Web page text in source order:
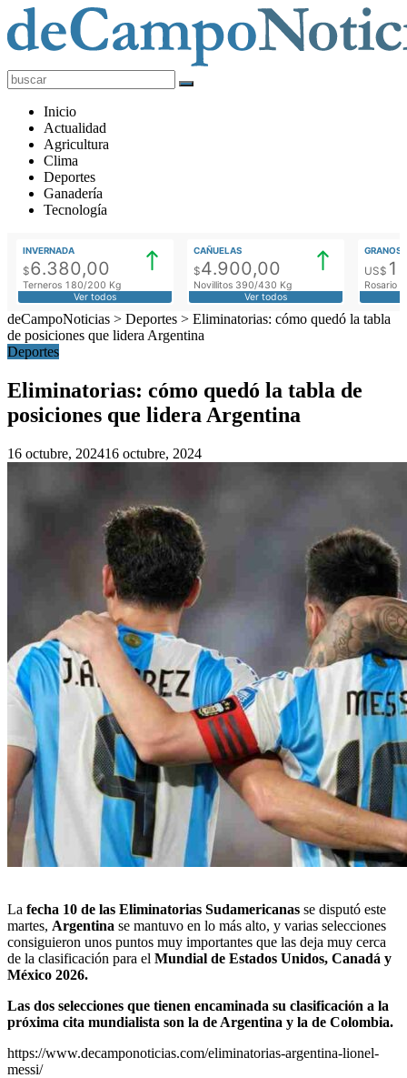
deCampoNoticias
Actualidad
Agropecuaria
Inicio
Actualidad
Agricultura
Clima
Deportes
Ganadería
Tecnología
INVERNADA
$6.380,00
Terneros 180/200 Kg
Ver todos
CAÑUELAS
$4.900,00
Novillitos 390/430 Kg
Ver todos
GRANOS
US$
Rosario
deCampoNoticias > Deportes > Eliminatorias: cómo quedó la tabla
de posiciones que lidera Argentina
Deportes
Eliminatorias: cómo quedó la tabla de
posiciones que lidera Argentina
16 octubre, 202416 octubre, 2024
La fecha 10 de las Eliminatorias Sudamericanas se disputó este
martes, Argentina se mantuvo en lo más alto, y varias selecciones
consiguieron unos puntos muy importantes que las deja muy cerca
de la clasificación para el Mundial de Estados Unidos, Canadá y
México 2026.
Las dos selecciones que tienen encaminada su clasificación a la
próxima cita mundialista son la de Argentina y la de Colombia.
https://www.decamponoticias.com/eliminatorias-argentina-lionel-
messi/